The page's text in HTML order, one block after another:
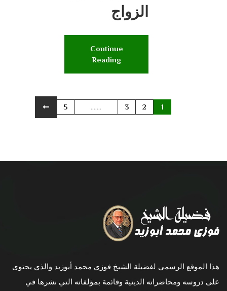
الزواج
Continue
Reading
1
2
3
.......
5
هذا الموقع الرسمي لفضيلة الشيخ فوزي محمد أبوزيد والذي يحتوى
على دروسه ومحاضراته الدينية وقائمة بمؤلفاته التي نشرها في